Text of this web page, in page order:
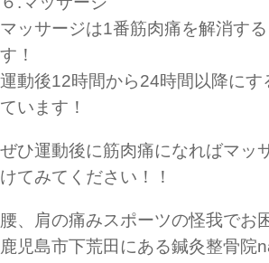
マッサージは1番筋肉痛を解消す
す！
運動後12時間から24時間以降にす
ています！
ぜひ運動後に筋肉痛になればマッ
けてみてください！！
腰、肩の痛みスポーツの怪我でお
鹿児島市下荒田にある鍼灸整骨院